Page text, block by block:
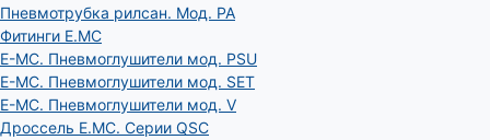
Пневмотрубка рилсан. Мод. PA
Фитинги E.MC
E-MC. Пневмоглушители мод. PSU
E-MC. Пневмоглушители мод. SET
E-MC. Пневмоглушители мод. V
Дроссель E.MC. Серии QSC